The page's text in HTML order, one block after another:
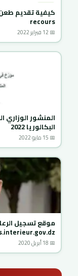
recours
📅 12 فبراير 2022
المنشور
البكالوريا 2022
📅 15 مايو 2022
موقع تسجيل
📅 18 أبريل 2020